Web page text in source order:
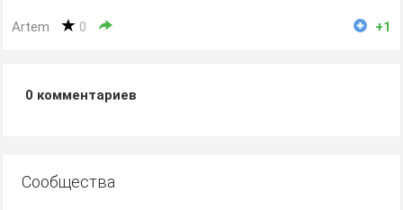
Artem 0 +1
0 комментариев
Сообщества